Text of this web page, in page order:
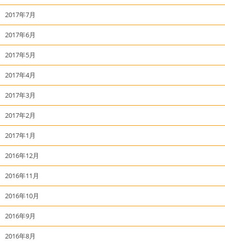
2017年7月
2017年6月
2017年5月
2017年4月
2017年3月
2017年2月
2017年1月
2016年12月
2016年11月
2016年10月
2016年9月
2016年8月